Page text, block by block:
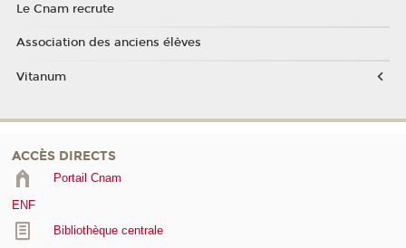
Le Cnam recrute
Association des anciens élèves
Vitanum
ACCÈS DIRECTS
Portail Cnam
ENF
Bibliothèque centrale